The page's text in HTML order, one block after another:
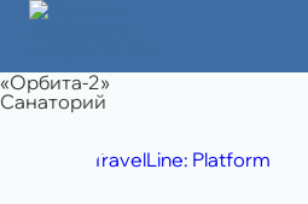
«Орбита-2»
Санаторий
8 495
TravelLine: Platform